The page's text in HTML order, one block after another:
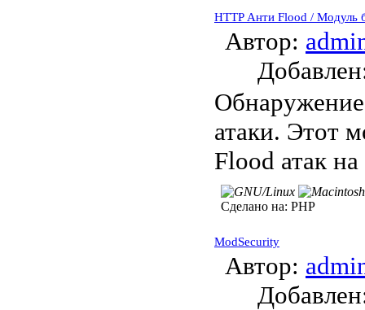
HTTP Анти Flood / Модуль
Автор:
атаки. Этот
Flood атак
Сделано на: PHP
ModSecurity
Автор: